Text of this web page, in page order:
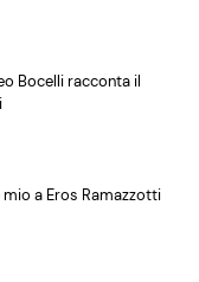
Bocelli racconta il
mio a Eros Ramazzotti